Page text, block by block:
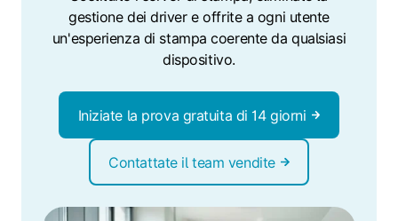
gestione dei driver e offrite a ogni utente
un'esperienza di stampa coerente da qualsiasi
dispositivo.
Iniziate la prova gratuita di 14 giorni
Contattate il team vendite